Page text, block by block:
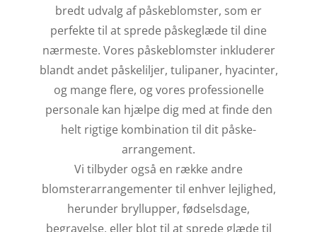
bredt udvalg af påskeblomster, som er
perfekte til at sprede påskeglæde til dine
nærmeste. Vores påskeblomster inkluderer
blandt andet påskeliljer, tulipaner, hyacinter,
og mange flere, og vores professionelle
personale kan hjælpe dig med at finde den
helt rigtige kombination til dit påske-
arrangement.
Vi tilbyder også en række andre
blomsterarrangementer til enhver lejlighed,
herunder bryllupper, fødselsdage,
begravelse, eller blot til at sprede glæde til